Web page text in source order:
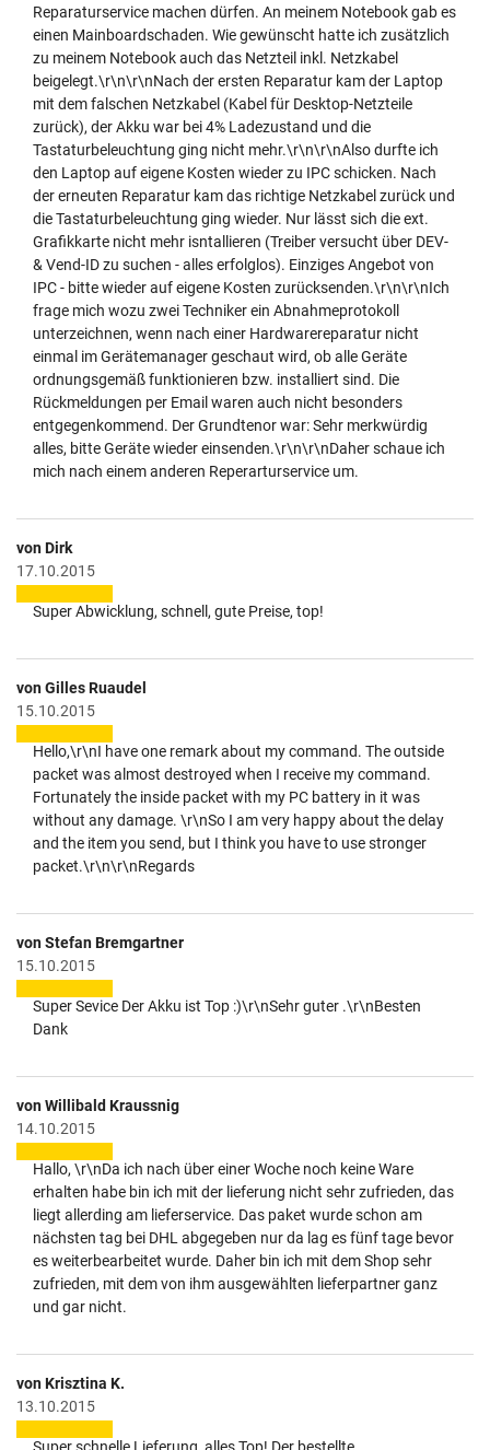
Reparaturservice machen dürfen. An meinem Notebook gab es
einen Mainboardschaden. Wie gewünscht hatte ich zusätzlich
zu meinem Notebook auch das Netzteil inkl. Netzkabel
beigelegt.\r\n\r\nNach der ersten Reparatur kam der Laptop
mit dem falschen Netzkabel (Kabel für Desktop-Netzteile
zurück), der Akku war bei 4% Ladezustand und die
Tastaturbeleuchtung ging nicht mehr.\r\n\r\nAlso durfte ich
den Laptop auf eigene Kosten wieder zu IPC schicken. Nach
der erneuten Reparatur kam das richtige Netzkabel zurück und
die Tastaturbeleuchtung ging wieder. Nur lässt sich die ext.
Grafikkarte nicht mehr isntallieren (Treiber versucht über DEV-
& Vend-ID zu suchen - alles erfolglos). Einziges Angebot von
IPC - bitte wieder auf eigene Kosten zurücksenden.\r\n\r\nIch
frage mich wozu zwei Techniker ein Abnahmeprotokoll
unterzeichnen, wenn nach einer Hardwarereparatur nicht
einmal im Gerätemanager geschaut wird, ob alle Geräte
ordnungsgemäß funktionieren bzw. installiert sind. Die
Rückmeldungen per Email waren auch nicht besonders
entgegenkommend. Der Grundtenor war: Sehr merkwürdig
alles, bitte Geräte wieder einsenden.\r\n\r\nDaher schaue ich
mich nach einem anderen Reperarturservice um.
von Dirk
17.10.2015
Super Abwicklung, schnell, gute Preise, top!
von Gilles Ruaudel
15.10.2015
Hello,\r\nI have one remark about my command. The outside
packet was almost destroyed when I receive my command.
Fortunately the inside packet with my PC battery in it was
without any damage. \r\nSo I am very happy about the delay
and the item you send, but I think you have to use stronger
packet.\r\n\r\nRegards
von Stefan Bremgartner
15.10.2015
Super Sevice Der Akku ist Top :)\r\nSehr guter .\r\nBesten
Dank
von Willibald Kraussnig
14.10.2015
Hallo, \r\nDa ich nach über einer Woche noch keine Ware
erhalten habe bin ich mit der lieferung nicht sehr zufrieden, das
liegt allerding am lieferservice. Das paket wurde schon am
nächsten tag bei DHL abgegeben nur da lag es fünf tage bevor
es weiterbearbeitet wurde. Daher bin ich mit dem Shop sehr
zufrieden, mit dem von ihm ausgewählten lieferpartner ganz
und gar nicht.
von Krisztina K.
13.10.2015